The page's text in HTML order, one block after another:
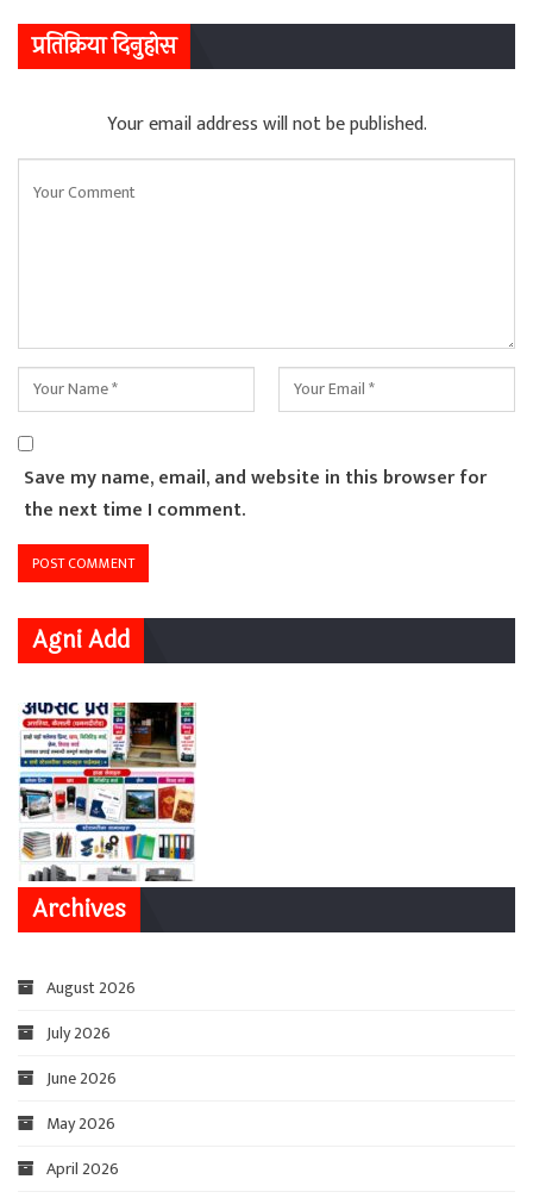
प्रतिक्रिया दिनुहोस
Your email address will not be published.
Save my name, email, and website in this browser for
the next time I comment.
Agni Add
Archives
August 2026
July 2026
June 2026
May 2026
April 2026